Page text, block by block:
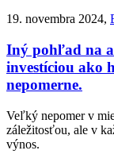
19. novembra 2024,
Iný pohľad na
investíciou ako
nepomerne.
Veľký nepomer v
záležitosťou, ale v
výnos.